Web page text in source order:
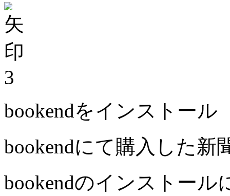
3
bookendをインストール
bookendにて購入した新
bookendのインストール